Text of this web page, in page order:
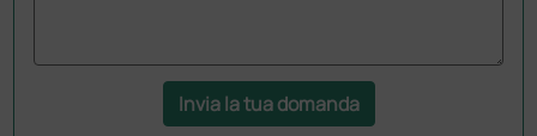
Invia la tua domanda